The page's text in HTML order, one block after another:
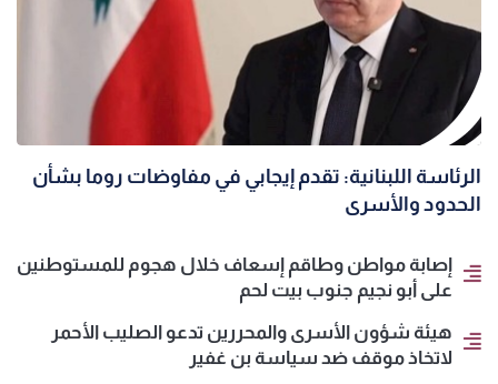
الرئاسة اللبنانية: تقدم إيجابي في مفاوضات روما بشأن
الحدود والأسرى
إصابة مواطن وطاقم إسعاف خلال هجوم للمستوطنين
على أبو نجيم جنوب بيت لحم
هيئة شؤون الأسرى والمحررين تدعو الصليب الأحمر
لاتخاذ موقف ضد سياسة بن غفير